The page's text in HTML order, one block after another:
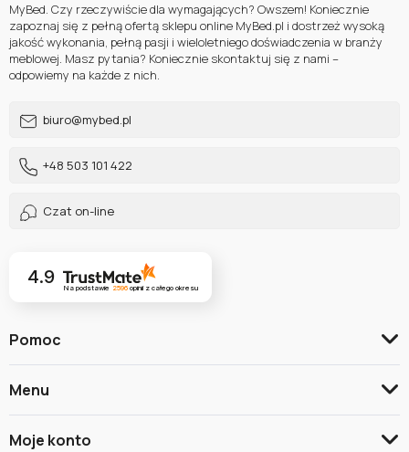
MyBed. Czy rzeczywiście dla wymagających? Owszem! Koniecznie
zapoznaj się z pełną ofertą sklepu online MyBed.pl i dostrzeż wysoką
jakość wykonania, pełną pasji i wieloletniego doświadczenia w branży
meblowej. Masz pytania? Koniecznie skontaktuj się z nami –
odpowiemy na każde z nich.
biuro@mybed.pl
+48 503 101 422
Czat on-line
4.9
Na podstawie 2596opinii z całego okresu
Pomoc
Menu
Moje konto